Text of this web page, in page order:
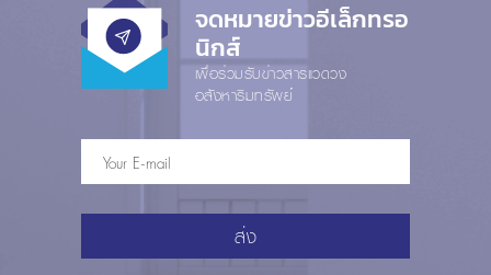
จดหมายข่าวอีเล็กทรอ
นิกส์
เพื่อร่วมรับข่าวสารแวดวง
อสังหาริมทรัพย์
ส่ง